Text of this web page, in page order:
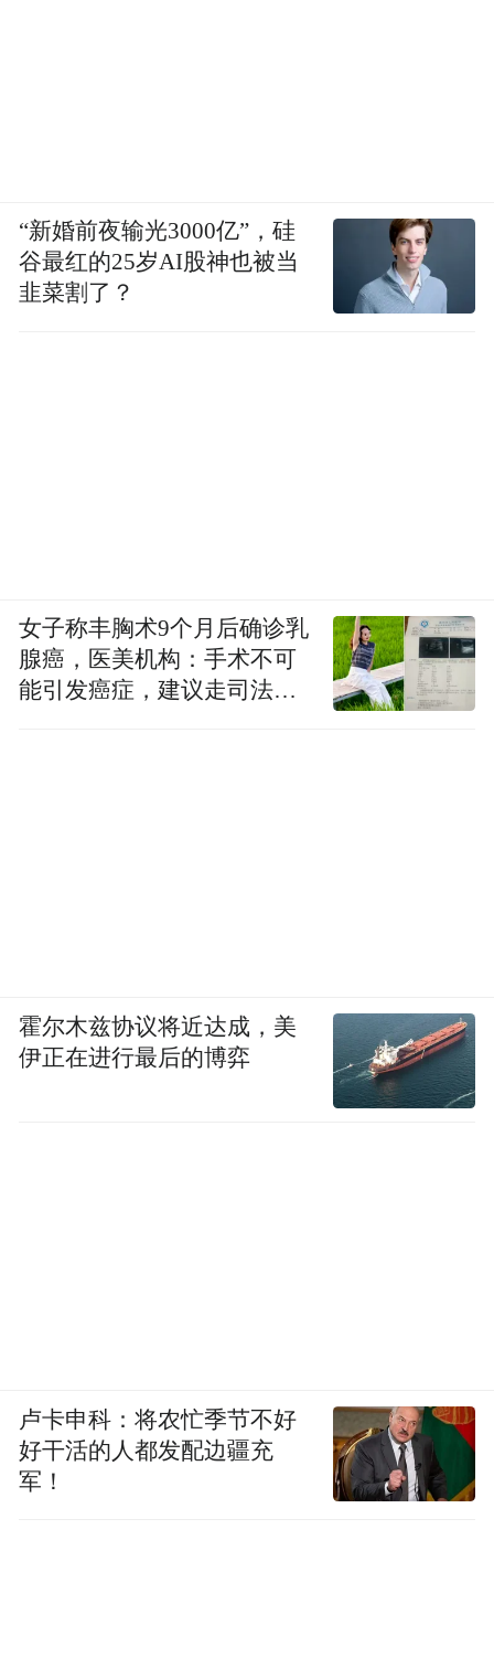
“新婚前夜输光3000亿”，硅
谷最红的25岁AI股神也被当
韭菜割了？
女子称丰胸术9个月后确诊乳
腺癌，医美机构：手术不可
能引发癌症，建议走司法途
霍尔木兹协议将近达成，美
伊正在进行最后的博弈
卢卡申科：将农忙季节不好
好干活的人都发配边疆充
军！